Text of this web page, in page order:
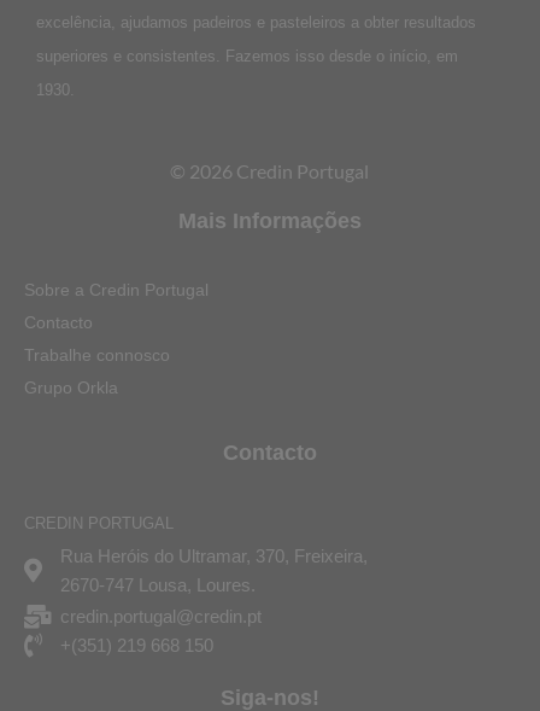
excelência, ajudamos padeiros e pasteleiros a obter resultados
superiores e consistentes. Fazemos isso desde o início, em
1930.
© 2026 Credin Portugal
Mais Informações
Sobre a Credin Portugal
Contacto
Trabalhe connosco
Grupo Orkla
Contacto
CREDIN PORTUGAL
Rua Heróis do Ultramar, 370, Freixeira,
2670-747 Lousa, Loures.
credin.portugal@credin.pt
+(351) 219 668 150
Siga-nos!